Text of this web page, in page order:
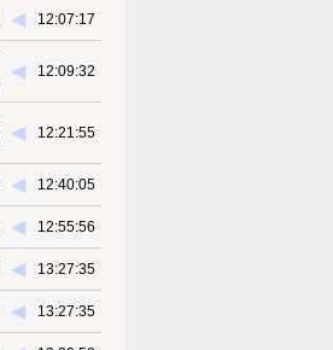
12:07:17
◀︎
12:09:32
◀︎
12:21:55
◀︎
12:40:05
◀︎
12:55:56
◀︎
13:27:35
◀︎
13:27:35
◀︎